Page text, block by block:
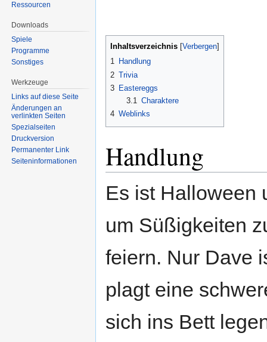
Inhaltsverzeichnis
1 Handlung
2 Trivia
3 Eastereggs
3.1 Charaktere
4 Weblinks
Handlung
Es ist Halloween
um Süßigkeiten
feiern. Nur Dave
plagt eine
sich ins Bett
Ressourcen
Downloads
Spiele
Programme
Sonstiges
Werkzeuge
Links auf diese Seite
Änderungen an
verlinkten Seiten
Spezialseiten
Druckversion
Permanenter Link
Seiten­informationen